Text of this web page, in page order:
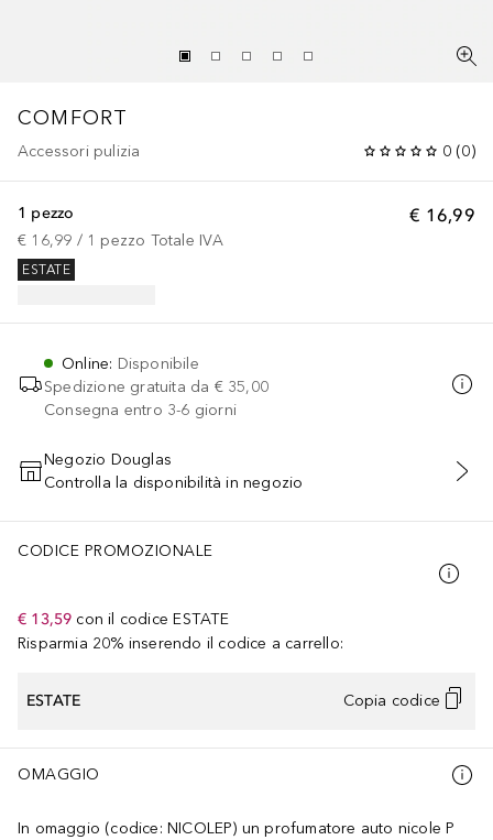
COMFORT
Accessori pulizia 0 (0)
€ 16,99
1 pezzo
€ 16,99 / 1 pezzo Totale IVA
ESTATE
Online: Disponibile
Spedizione gratuita da € 35,00
Consegna entro 3-6 giorni
AGGIUNGI AL CARRELLO
Negozio Douglas
Controlla la disponibilità in negozio
CODICE PROMOZIONALE
€ 13,59 con il codice ESTATE
Risparmia 20% inserendo il codice a carrello:
ESTATE Copia codice
OMAGGIO
In omaggio (codice: NICOLEP) un profumatore auto nicole P